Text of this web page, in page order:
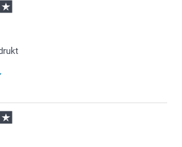
je bericht.